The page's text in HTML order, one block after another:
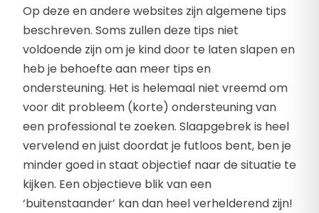
Op deze en andere websites zijn algemene tips
beschreven. Soms zullen deze tips niet
voldoende zijn om je kind door te laten slapen en
heb je behoefte aan meer tips en
ondersteuning. Het is helemaal niet vreemd om
voor dit probleem (korte) ondersteuning van
een professional te zoeken. Slaapgebrek is heel
vervelend en juist doordat je futloos bent, ben je
minder goed in staat objectief naar de situatie te
kijken. Een objectieve blik van een
‘buitenstaander’ kan dan heel verhelderend zijn!